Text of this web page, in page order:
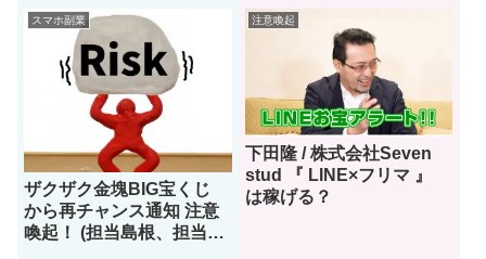
スマホ副業
ザクザク金塊BIG宝くじ
から再チャンス通知 注意
喚起！ (担当島根、担当秋
注意喚起
下田隆 / 株式会社Seven
stud 『 LINE×フリマ 』
は稼げる？